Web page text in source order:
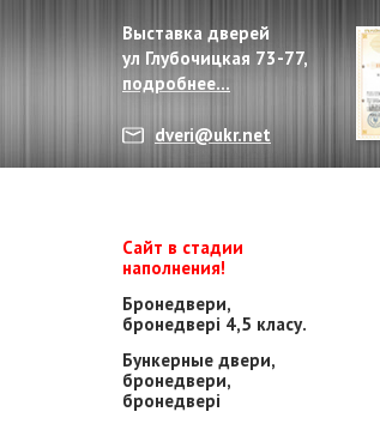
Выставка дверей
ул Глубочицкая 73-77,
подробнее...
dveri@ukr.net
Сайт в стадии
наполнения!
Бронедвери,
бронедвері 4,5 класу.
Бункерные двери,
бронедвери,
бронедвері